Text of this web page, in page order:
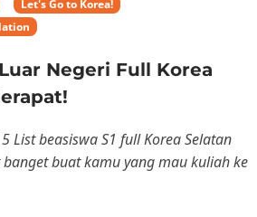
Let's Go to Korea!
Negeri Full Korea
List beasiswa S1 full Korea Selatan
buat kamu yang mau kuliah ke